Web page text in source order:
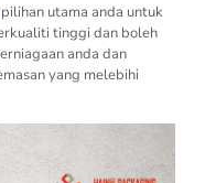
utama anda untuk
tinggi dan boleh
anda dan
yang melebihi